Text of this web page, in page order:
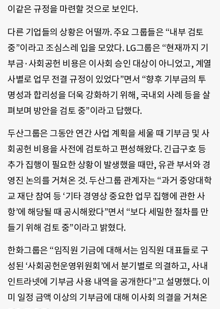
이같은 규정을 마련할 것으로 보인다.
다른 기업들의 상황은 어떨까. 주요 그룹들은 “내부 검토
중”이라고 조심스레 입을 모았다. LG그룹은 “현재까지 기
부금·사회공헌 비용은 이사회 승인 대상이 아니었고, 계열
사별로 업무 전결 규정이 있었다”면서 “향후 기부금의 투
명성과 합리성을 더욱 강화하기 위해, 국내외 사례 등을 살
펴보며 방안을 검토 중”이라고 답했다.
두산그룹은 그동안 연간 사업 계획을 세울 때 기부금 및 사
회공헌 비용을 사전에 검토하고 편성해왔다. 긴급구호 등
추가 집행이 필요한 상황이 발생했을 때만, 유관 부서와 경
영진 논의를 거쳐온 것. 두산그룹 관계자는 “과거 중앙대학
교 재단 참여 등 ‘기타 경영상 중요한 업무 집행에 관한 사
항’에 해당될 때 공시해왔다”면서 “보다 세밀한 절차를 만
들기 위해 검토 중”이라고 밝혔다.
한화그룹은 “임직원 기금에 대해서는 임직원 대표들로 구
성된 ‘사회공헌운영위원회’에서 분기별로 의결하고, 사내
인트라넷에 기부금 사용 내역을 공개한다”고 설명했다. 이
미 일정 금액 이상의 기부금에 대해 이사회 의결을 거쳐온